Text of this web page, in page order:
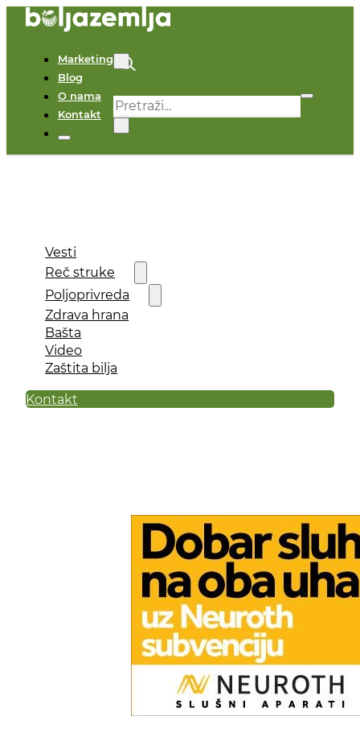
Marketing
Blog
O nama
Kontakt
Pretraga
Vesti
Reč struke
Poljoprivreda
Zdrava hrana
Bašta
Video
Zaštita bilja
Kontakt